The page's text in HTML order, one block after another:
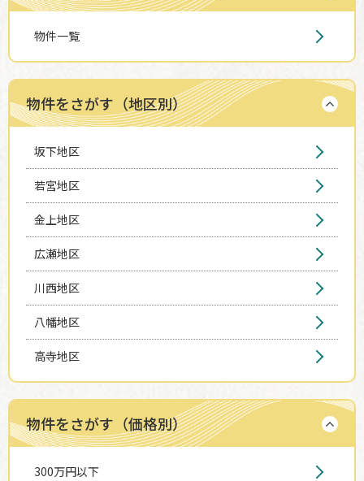
物件一覧
物件をさがす（地区別）
坂下地区
若宮地区
金上地区
広瀬地区
川西地区
八幡地区
高寺地区
物件をさがす（価格別）
300万円以下